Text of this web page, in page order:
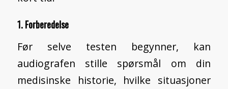
1. Forberedelse
Før selve testen begynner, kan
audiografen stille spørsmål om din
medisinske historie, hvilke situasjoner